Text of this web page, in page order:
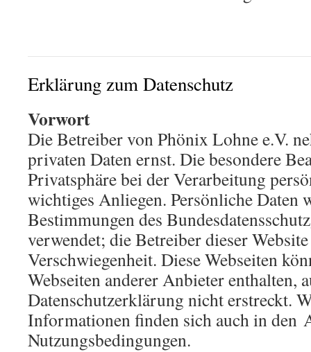
Erklärung zum Datenschutz
Vorwort
Die Betreiber von Phönix Lohne e.V.
privaten Daten ernst. Die besondere
Privatsphäre bei der Verarbeitung
wichtiges Anliegen. Persönliche Daten
Bestimmungen des
verwendet; die Betreiber dieser
Verschwiegenheit. Diese Webseiten
Webseiten anderer Anbieter enthalten,
Datenschutzerklärung nicht erstreckt.
Informationen finden sich auch in den
Nutzungsbedingungen.